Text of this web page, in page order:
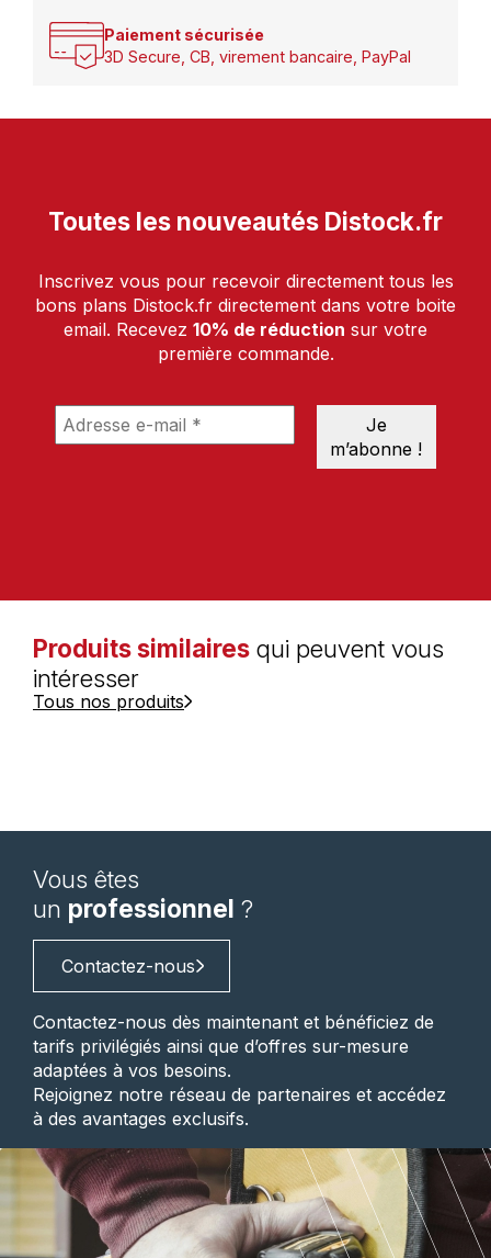
Paiement sécurisée
3D Secure, CB, virement bancaire, PayPal
Toutes les nouveautés Distock.fr
Inscrivez vous pour recevoir directement tous les
bons plans Distock.fr directement dans votre boite
email. Recevez 10% de réduction sur votre
première commande.
Produits similaires qui peuvent vous
intéresser
Tous nos produits
Vous êtes
un professionnel ?
Contactez-nous
Contactez-nous dès maintenant et bénéficiez de
tarifs privilégiés ainsi que d’offres sur-mesure
adaptées à vos besoins.
Rejoignez notre réseau de partenaires et accédez
à des avantages exclusifs.